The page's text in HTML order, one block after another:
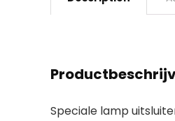
Speciale lamp